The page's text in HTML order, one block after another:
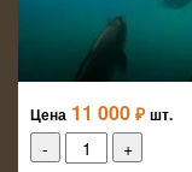
Цена 11 000 ₽ шт.